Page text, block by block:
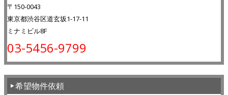
〒150-0043
東京都渋谷区道玄坂1-17-11
ミナミビル8F
03-5456-9799
希望物件依頼